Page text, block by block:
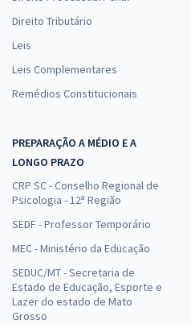
Direito Tributário
Leis
Leis Complementares
Remédios Constitucionais
PREPARAÇÃO A MÉDIO E A
LONGO PRAZO
CRP SC - Conselho Regional de
Psicologia - 12ª Região
SEDF - Professor Temporário
MEC - Ministério da Educação
SEDUC/MT - Secretaria de
Estado de Educação, Esporte e
Lazer do estado de Mato
Grosso